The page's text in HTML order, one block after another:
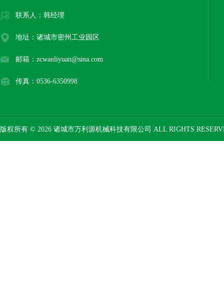
联系人：韩经理
地址：诸城市密州工业园区
邮箱：zcwanliyuan@sina.com
传真：0536-6350998
版权所有 © 2026 诸城市万利源机械科技有限公司 ALL RIGHTS